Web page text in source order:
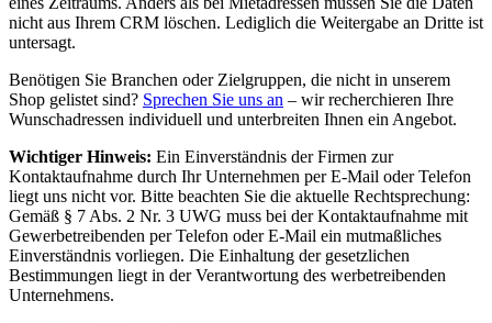
nicht aus Ihrem CRM löschen. Lediglich die Weitergabe an Dritte ist
untersagt.
Benötigen Sie Branchen oder Zielgruppen, die nicht in unserem
Shop gelistet sind? Sprechen Sie uns an – wir recherchieren Ihre
Wunschadressen individuell und unterbreiten Ihnen ein Angebot.
Wichtiger Hinweis: Ein Einverständnis der Firmen zur
Kontaktaufnahme durch Ihr Unternehmen per E-Mail oder Telefon
liegt uns nicht vor. Bitte beachten Sie die aktuelle Rechtsprechung:
Gemäß § 7 Abs. 2 Nr. 3 UWG muss bei der Kontaktaufnahme mit
Gewerbetreibenden per Telefon oder E-Mail ein mutmaßliches
Einverständnis vorliegen. Die Einhaltung der gesetzlichen
Bestimmungen liegt in der Verantwortung des werbetreibenden
Unternehmens.